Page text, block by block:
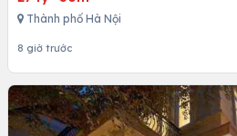
Thành phố Hà Nội
8 giờ trước